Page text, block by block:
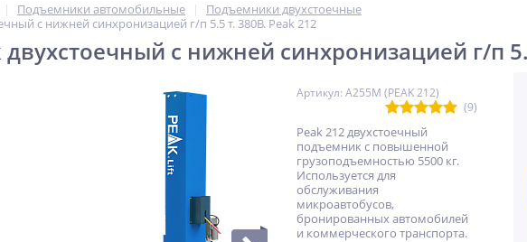
Подъемники автомобильные
Подъемники двухстоечные
с нижней синхронизацией г/п 5.5 т. 380В. Peak 212
с нижней синхронизацией г/п
Артикул: A255М (PEAK 212)
(9)
Peak 212 двухстоечный
подъемник c повышенной
грузоподъемностью 5500 кг.
Используется для
обслуживания
микроавтобусов,
бронированных автомобилей
и коммерческого транспорта.